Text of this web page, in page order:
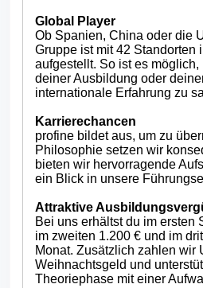
Global Player
Ob Spanien, China oder die
Gruppe ist mit 42 Standorten
aufgestellt. So ist es möglich,
deiner Ausbildung oder
internationale Erfahrung zu
Karrierechancen
profine bildet aus, um zu
Philosophie setzen wir
bieten wir hervorragende
ein Blick in unsere
Attraktive
Bei uns erhältst du im ersten
im zweiten 1.200 € und im
Monat. Zusätzlich zahlen wir
Weihnachtsgeld und
Theoriephase mit einer